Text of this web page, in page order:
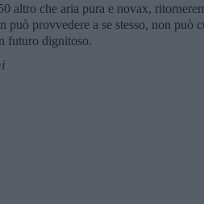
altro che aria pura e novax,
può provvedere a se stesso, non può
futuro dignitoso.